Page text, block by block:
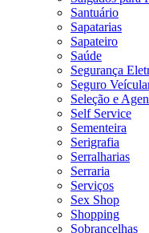
Santuário
Sapatarias
Sapateiro
Saúde
Segurança
Seguro
Seleção e
Self Service
Sementeira
Serigrafia
Serralharias
Serraria
Serviços
Sex Shop
Shopping
Sobrancelhas